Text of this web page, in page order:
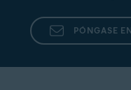
PÓNGASE